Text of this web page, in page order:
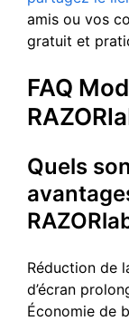
amis ou vos
gratuit et
FAQ
Quels
Réduction de
d’écran
Économie de